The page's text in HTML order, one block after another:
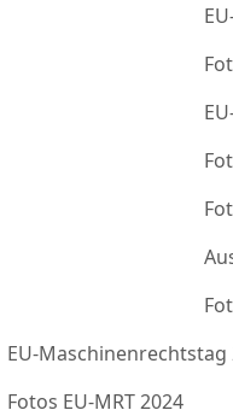
EU-Maschinenrechtstag
Fotos EU-MRT 2024